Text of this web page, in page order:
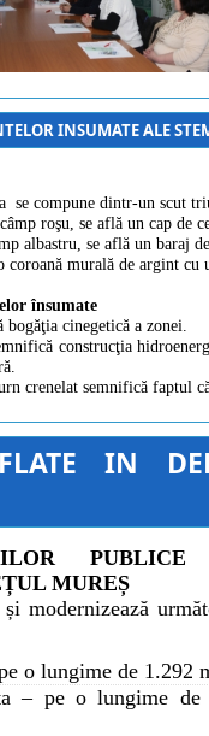
INSUMATE ALE
se compune dintr-un scut
roşu, se află un cap de
albastru, se află un baraj
coroană murală de argint cu
însumate
cinegetică a zonei.
construcţia
crenelat semnifică faptul
IN
MUREȘ
modernizează
o lungime de 1.292
– pe o lungime de